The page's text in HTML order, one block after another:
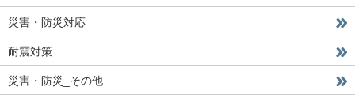
災害・防災対応
耐震対策
災害・防災_その他